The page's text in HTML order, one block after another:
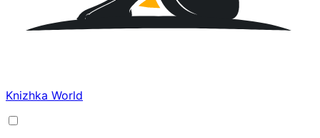
Knizhka World